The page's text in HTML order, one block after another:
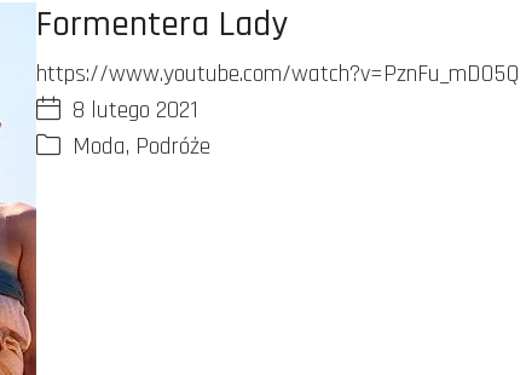
Formentera Lady
https://www.youtube.com/watch?v=PznFu_mDO5Q
8 lutego 2021
Moda, Podróże